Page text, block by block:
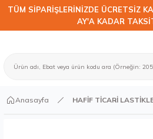
TÜM SİPARİŞLERİNİZDE ÜCRETSİZ
AY'A KADAR
Anasayfa HAFİF TİCARİ